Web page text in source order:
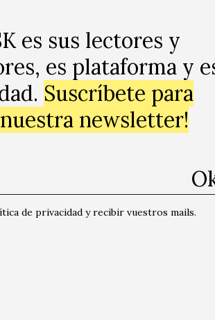
es sus lectores y
es plataforma y
Suscríbete para
newsletter!
de privacidad y recibir vuestros mails.